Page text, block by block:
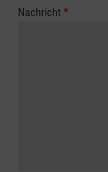
Nachricht *